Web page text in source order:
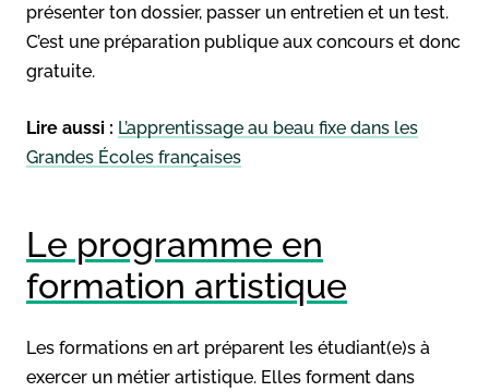
présenter ton dossier, passer un entretien et un test.
C’est une préparation publique aux concours et donc
gratuite.
Lire aussi : L’apprentissage au beau fixe dans les
Grandes Écoles françaises
Le programme en
formation artistique
Les formations en art préparent les étudiant(e)s à
exercer un métier artistique. Elles forment dans